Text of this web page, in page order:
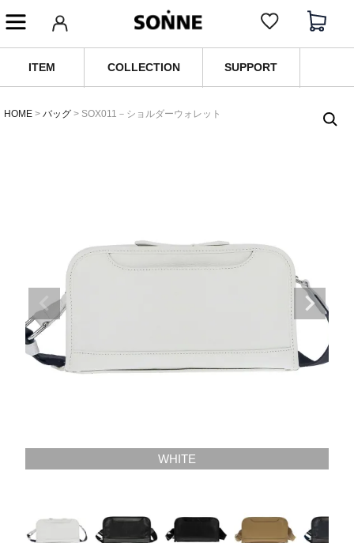
ITEM COLLECTION SUPPORT
HOME バッグ SOX011－ショルダーウォレット
WHITE